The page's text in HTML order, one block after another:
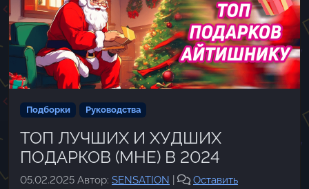
Подборки Руководства
ТОП ЛУЧШИХ И ХУДШИХ
ПОДАРКОВ (МНЕ) В 2024
05.02.2025 Автор: SENSATION
Оставить